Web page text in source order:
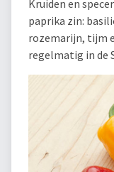
Kruiden en
paprika zin:
rozemarijn, tijm
regelmatig in de